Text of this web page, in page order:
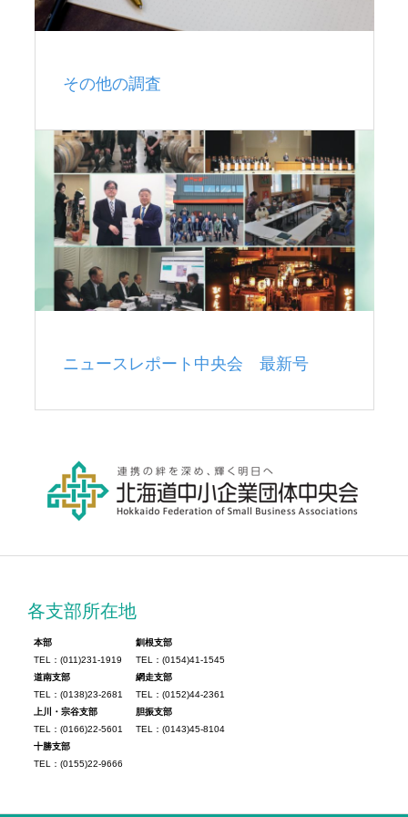
その他の調査
ニュースレポート中央会 最新号
各支部所在地
本部
TEL：(011)231-1919
道南支部
TEL：(0138)23-2681
上川・宗谷支部
TEL：(0166)22-5601
十勝支部
TEL：(0155)22-9666
釧根支部
TEL：(0154)41-1545
網走支部
TEL：(0152)44-2361
胆振支部
TEL：(0143)45-8104